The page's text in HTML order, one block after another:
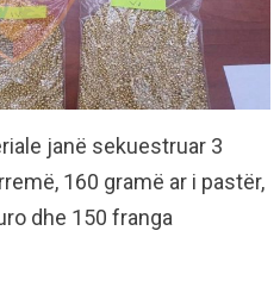
janë sekuestruar 3
160 gramë ar i pastër,
dhe 150 franga